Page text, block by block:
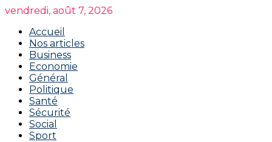
vendredi, août 7, 2026
Accueil
Nos articles
Business
Economie
Général
Politique
Santé
Sécurité
Social
Sport